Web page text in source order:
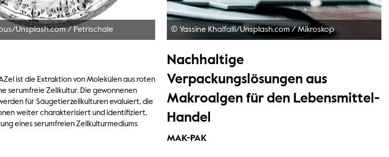
Unsplash.com/ Petrischale
ist die Extraktion von Molekülen aus roten
serumfreie Zellkultur. Die gewonnenen
für Säugetierzellkulturen evaluiert, die
weiter charakterisiert und identifiziert,
eines serumfreien Zellkulturmediums
© Yassine Khalfalli/Unsplash.com/Mikroskop
Nachhaltige
Verpackungslösungen aus
Makroalgen für den Lebensmittel-
Handel
MAK-PAK